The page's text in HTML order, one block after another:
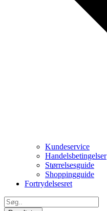
Kundeservice
Handelsbetingelser
Størrelsesguide
Shoppingguide
Fortrydelsesret
Search